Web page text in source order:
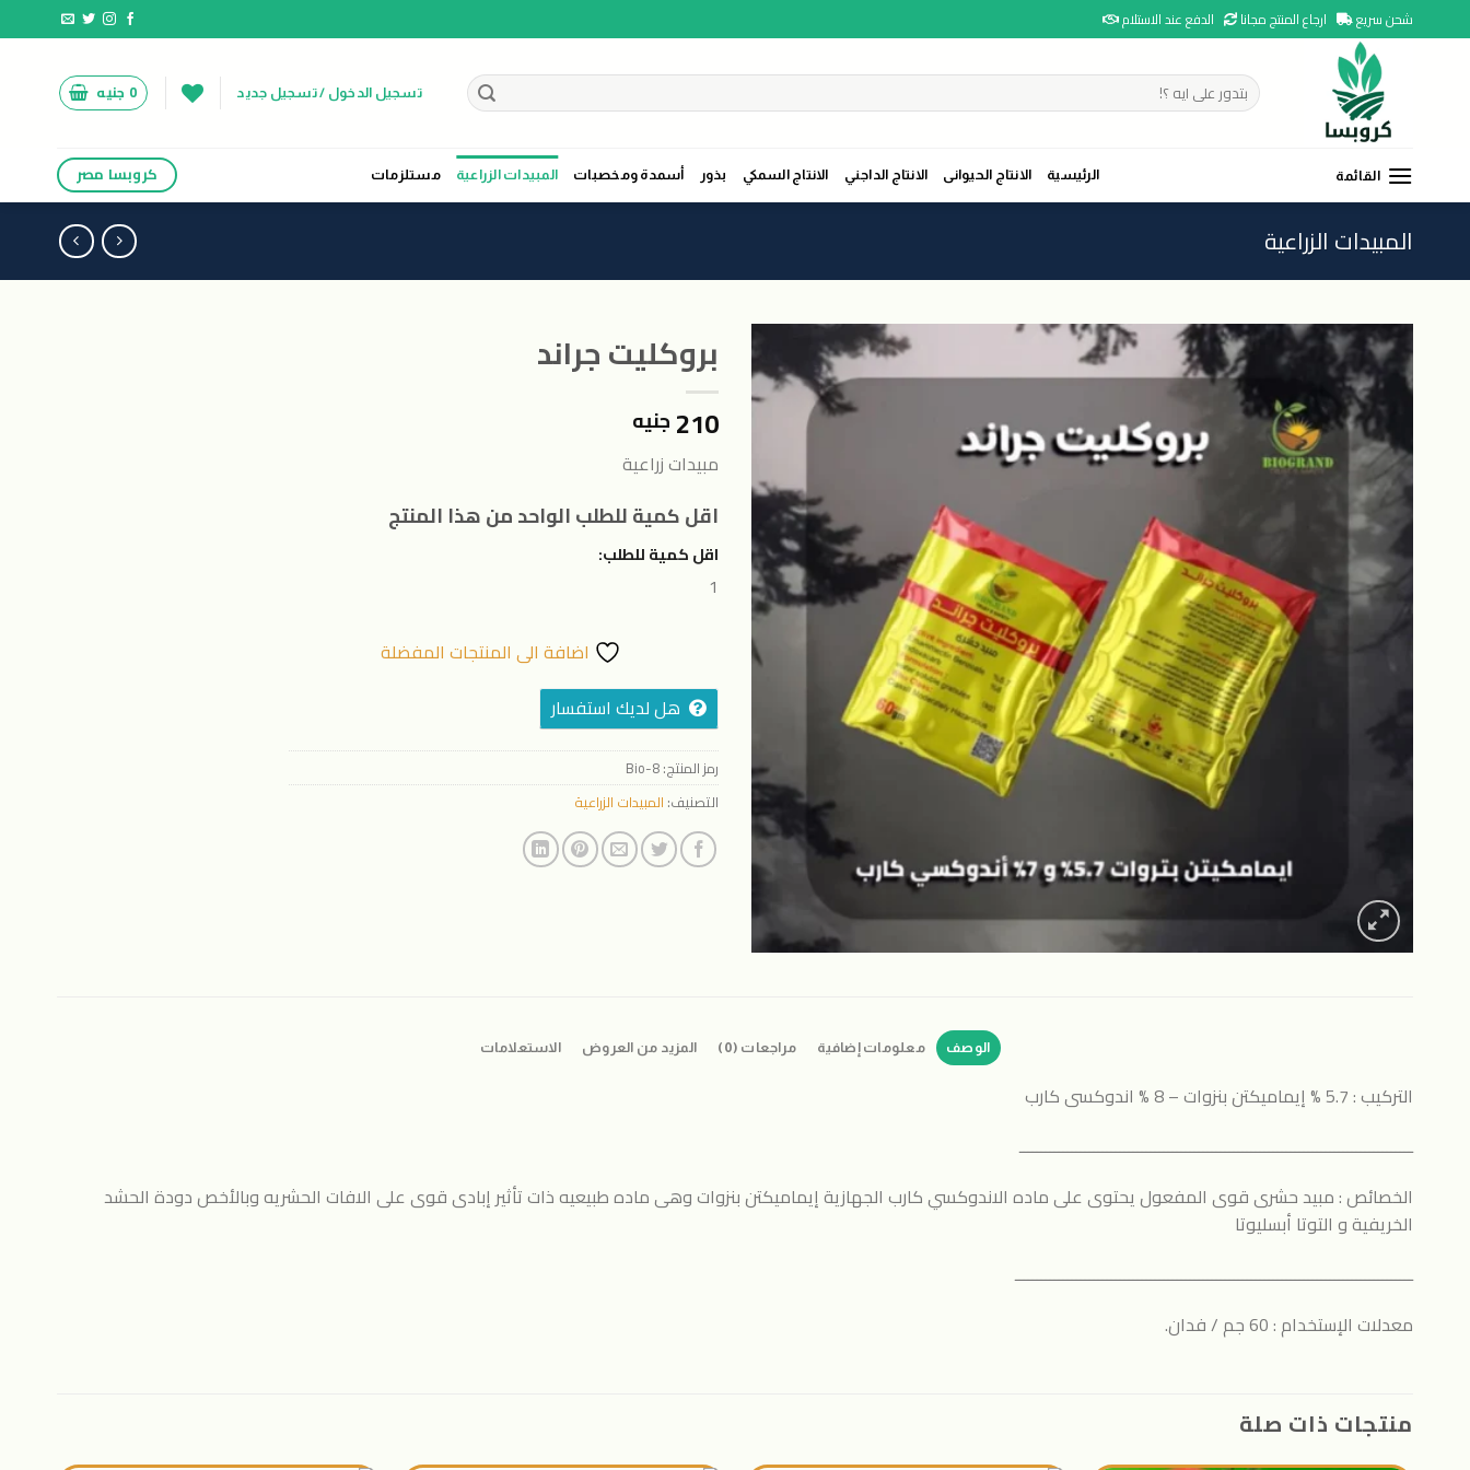
to
شحن سريع ارجاع المنتج مجانا الدفع عند الاستلام
البحث
عن:
تسجيل الدخول / تسجيل جديد 0 جنيه
القائمة الرئيسية الانتاج الحيوانى الانتاج الداجني الانتاج السمكي بذور أسمدة ومخصبات المبيدات الزراعية مستلزمات كروبسا مصر
المبيدات الزراعية
المنتجات
المفضلة
‫بروكليت جراند
210 جنيه
مبيدات زراعية
اقل كمية للطلب الواحد من هذا المنتج
اقل كمية للطلب:
1
اضافة الى المنتجات المفضلة
هل لديك استفسار
رمز المنتج:Bio-8
التصنيف: المبيدات الزراعية
الوصف معلومات إضافية مراجعات (0) المزيد من العروض الاستعلامات
التركيب : 5.7 % إيماميكتن بنزوات – 8 % اندوكسى كارب
ــــــــــــــــــــــــــــــــــــــــــــــــــــــــــــــــــــــــــــــــــــــــــ
الخصائص : مبيد حشرى قوى المفعول يحتوى على ماده الاندوكسي كارب الجهازية إيماميكتن بنزوات وهى ماده طبيعيه ذات تأثير إبادى قوى على الافات الحشريه وبالأخص دودة الحشد
الخريفية و التوتا أبسليوتا
ـــــــــــــــــــــــــــــــــــــــــــــــــــــــــــــــــــــــــــــــــــــــــــ
معدلات الإستخدام : 60 جم / فدان.
منتجات ذات صلة